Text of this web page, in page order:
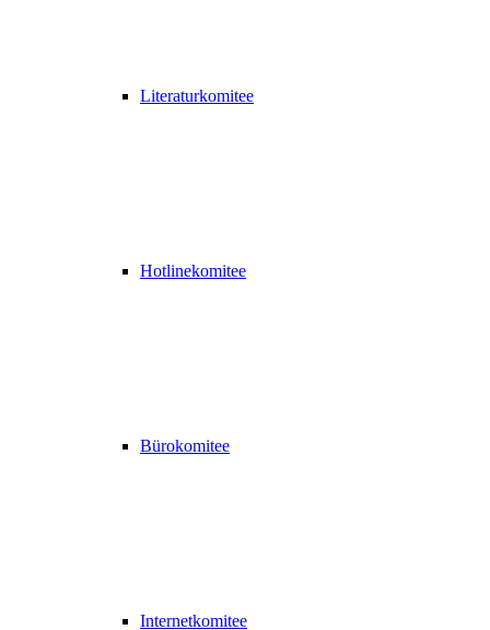
Literaturkomitee
Hotlinekomitee
Bürokomitee
Internetkomitee